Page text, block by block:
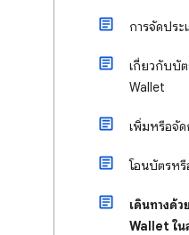
การจัดปร
เกี่ยวกับบั
Wallet
เพิ่มหรือจั
โอนบัตรห
เดินทางด้ว
Wallet ใน